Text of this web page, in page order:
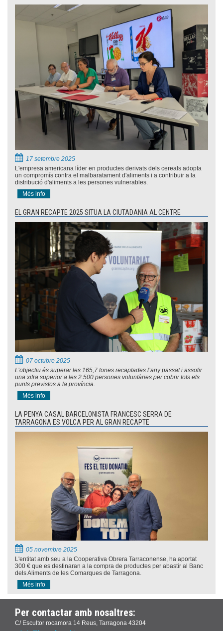
17 setembre 2025
L'empresa americana líder en productes derivats dels cereals adopta
un compromís contra el malbaratament d'aliments i a contribuir a la
distribució d'aliments a les persones vulnerables.
Més info
EL GRAN RECAPTE 2025 SITUA LA CIUTADANIA AL CENTRE
07 octubre 2025
L’objectiu és superar les 165,7 tones recaptades l’any passat i assolir
una xifra superior a les 2.500 persones voluntàries per cobrir tots els
punts previstos a la província.
Més info
LA PENYA CASAL BARCELONISTA FRANCESC SERRA DE
TARRAGONA ES VOLCA PER AL GRAN RECAPTE
05 novembre 2025
L'entitat amb seu a la Cooperativa Obrera Tarraconense, ha aportat
300 € que es destinaran a la compra de productes per abastir al Banc
dels Aliments de les Comarques de Tarragona.
Més info
Per contactar amb nosaltres:
C/ Escultor rocamora 14 Reus, Tarragona 43204